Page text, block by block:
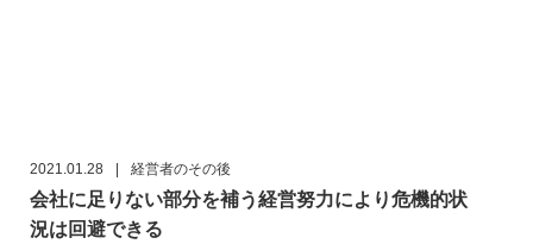
2021.01.28 経営者のその後
会社に足りない部分を補う経営努力により危機的状
況は回避できる